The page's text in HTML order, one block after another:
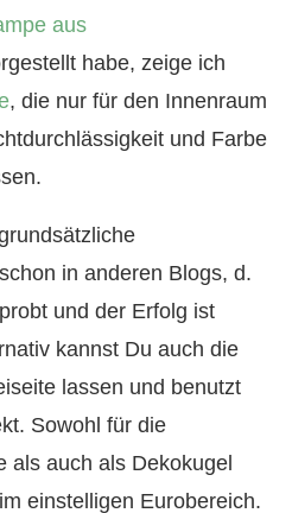
aus
habe, zeige ich
, die nur für den Innenraum
und Farbe
in anderen Blogs, d.
und der Erfolg ist
kannst Du auch die
lassen und benutzt
Sowohl für die
als auch als Dekokugel
einstelligen Eurobereich.